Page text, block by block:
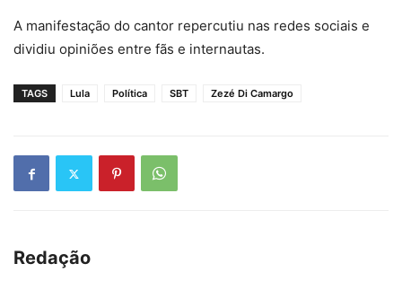
A manifestação do cantor repercutiu nas redes sociais e
dividiu opiniões entre fãs e internautas.
TAGS Lula Política SBT Zezé Di Camargo
Redação